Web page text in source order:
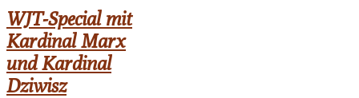
WJT-Special mit
Kardinal Marx
und Kardinal
Dziwisz